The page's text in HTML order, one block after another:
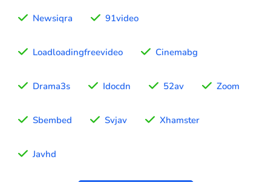
Newsiqra 91video
Loadloadingfreevideo Cinemabg
Drama3s Idocdn 52av Zoom
Sbembed Svjav Xhamster
Javhd